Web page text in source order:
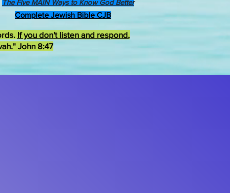
Complete Jewish Bible CJB
The Five MAIN Ways to Know God Better
If you don't listen and respond,
John 8:47